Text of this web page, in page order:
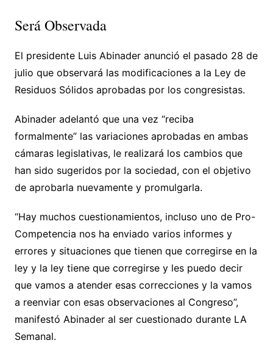
Será Observada
El presidente Luis Abinader anunció el pasado 28 de
julio que observará las modificaciones a la Ley de
Residuos Sólidos aprobadas por los congresistas.
Abinader adelantó que una vez “reciba
formalmente” las variaciones aprobadas en ambas
cámaras legislativas, le realizará los cambios que
han sido sugeridos por la sociedad, con el objetivo
de aprobarla nuevamente y promulgarla.
“Hay muchos cuestionamientos, incluso uno de Pro-
Competencia nos ha enviado varios informes y
errores y situaciones que tienen que corregirse en la
ley y la ley tiene que corregirse y les puedo decir
que vamos a atender esas correcciones y la vamos
a reenviar con esas observaciones al Congreso”,
manifestó Abinader al ser cuestionado durante LA
Semanal.